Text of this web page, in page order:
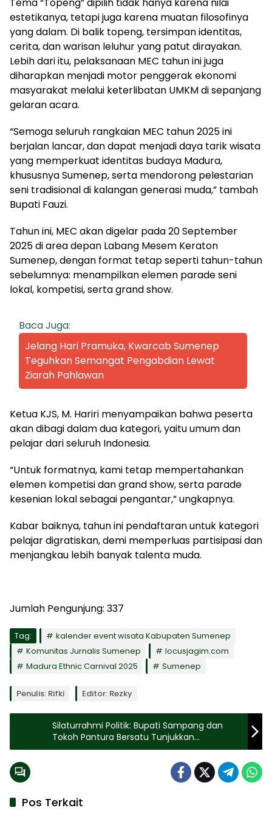
estetikanya, tetapi juga karena muatan filosofinya
yang dalam. Di balik topeng, tersimpan identitas,
cerita, dan warisan leluhur yang patut dirayakan.
Lebih dari itu, pelaksanaan MEC tahun ini juga
diharapkan menjadi motor penggerak ekonomi
masyarakat melalui keterlibatan UMKM di sepanjang
gelaran acara.
“Semoga seluruh rangkaian MEC tahun 2025 ini
berjalan lancar, dan dapat menjadi daya tarik wisata
yang memperkuat identitas budaya Madura,
khususnya Sumenep, serta mendorong pelestarian
seni tradisional di kalangan generasi muda,” tambah
Bupati Fauzi.
Tahun ini, MEC akan digelar pada 20 September
2025 di area depan Labang Mesem Keraton
Sumenep, dengan format tetap seperti tahun-tahun
sebelumnya: menampilkan elemen parade seni
lokal, kompetisi, serta grand show.
Baca Juga:
Jelang Hari Pramuka, Kwarcab Sumenep
Teguhkan Semangat Pengabdian Lewat
Ziarah Pahlawan
Ketua KJS, M. Hariri menyampaikan bahwa peserta
akan dibagi dalam dua kategori, yaitu umum dan
pelajar dari seluruh Indonesia.
“Untuk formatnya, kami tetap mempertahankan
elemen kompetisi dan grand show, serta parade
kesenian lokal sebagai pengantar,” ungkapnya.
Kabar baiknya, tahun ini pendaftaran untuk kategori
pelajar digratiskan, demi memperluas partisipasi dan
menjangkau lebih banyak talenta muda.
Jumlah Pengunjung: 337
Tag:
kalender event wisata Kabupaten Sumenep
Komunitas Jurnalis Sumenep
locusjagim.com
Madura Ethnic Carnival 2025
Sumenep
Penulis: Rifki Editor: Rezky
Silaturrahmi Politik: Bupati Sampang dan
Tokoh Pantura Bersatu Tunjukkan
Kedewasaan Berpolitik
Pos Terkait